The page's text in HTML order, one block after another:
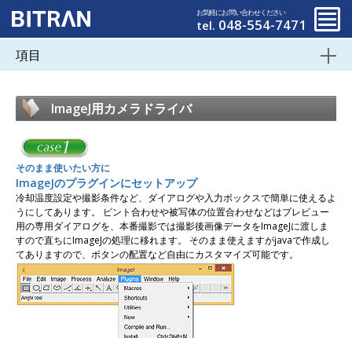
お気軽にお問い合わせください
tel. 048-554-7471
項目
ImageJ用カメラドライバ
そのまま使いたい方に
ImageJのプラグインにセットアップ
冷却温度設定や撮影条件など、ダイアログや入力ボックスで簡単に使えるよ
うにしてあります。 ピント合わせや被写体の位置合わせなどはプレビュー
用の専用ダイアログを、本番撮影では撮影後画像データをImageJに渡しま
すので直ちにImageJの処理に移れます。 そのまま使えますがjavaで作成し
てありますので、ボタンの配置など自由にカスタマイズ可能です。